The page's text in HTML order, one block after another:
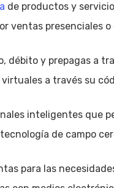
de productos y
ventas presenciales
débito y prepagas a
a través su
inteligentes que
de campo
para las